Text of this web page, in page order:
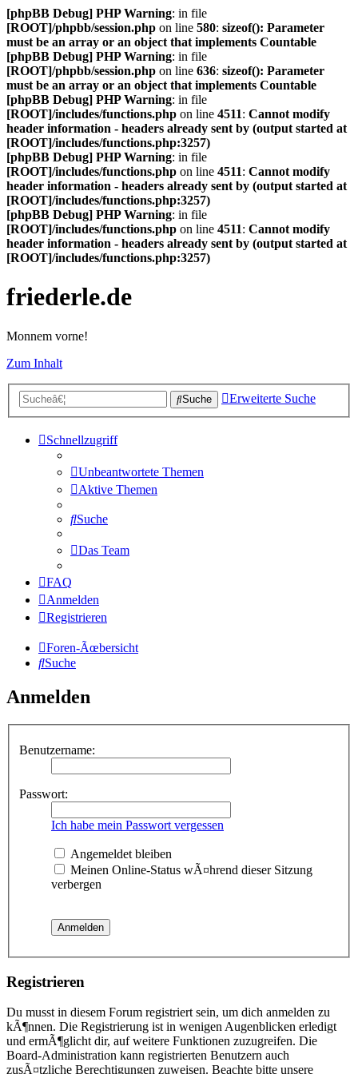
[phpBB Debug] PHP Warning: in file
[ROOT]/phpbb/session.php on line 580: sizeof(): Parameter
must be an array or an object that implements Countable
[phpBB Debug] PHP Warning: in file
[ROOT]/phpbb/session.php on line 636: sizeof(): Parameter
must be an array or an object that implements Countable
[phpBB Debug] PHP Warning: in file
[ROOT]/includes/functions.php on line 4511: Cannot modify
header information - headers already sent by (output started at
[ROOT]/includes/functions.php:3257)
[phpBB Debug] PHP Warning: in file
[ROOT]/includes/functions.php on line 4511: Cannot modify
header information - headers already sent by (output started at
[ROOT]/includes/functions.php:3257)
[phpBB Debug] PHP Warning: in file
[ROOT]/includes/functions.php on line 4511: Cannot modify
header information - headers already sent by (output started at
[ROOT]/includes/functions.php:3257)
friederle.de
Monnem vorne!
Zum Inhalt
Suche Erweiterte Suche
Schnellzugriff
Unbeantwortete Themen
Aktive Themen
Suche
Das Team
FAQ
Anmelden
Registrieren
Foren-Ãœbersicht
Suche
Anmelden
Benutzername:
Passwort:
Ich habe mein Passwort vergessen
Angemeldet bleiben
Meinen Online-Status wÃ¤hrend dieser Sitzung
verbergen
Registrieren
Du musst in diesem Forum registriert sein, um dich anmelden zu
kÃ¶nnen. Die Registrierung ist in wenigen Augenblicken erledigt
und ermÃ¶glicht dir, auf weitere Funktionen zuzugreifen. Die
Board-Administration kann registrierten Benutzern auch
zusÃ¤tzliche Berechtigungen zuweisen. Beachte bitte unsere